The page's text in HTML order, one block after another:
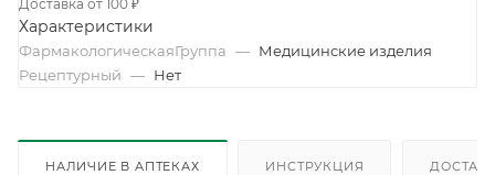
Доставка от 100 ₽
Характеристики
ФармакологическаяГруппа — Медицинские изделия
Рецептурный — Нет
НАЛИЧИЕ В АПТЕКАХ ИНСТРУКЦИЯ